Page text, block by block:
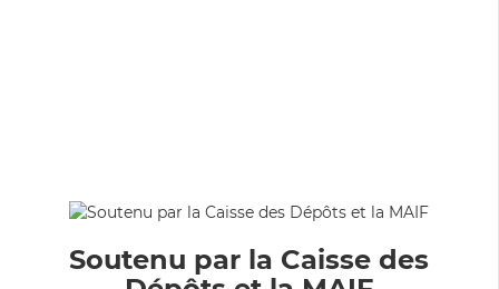
Soutenu par la Caisse des